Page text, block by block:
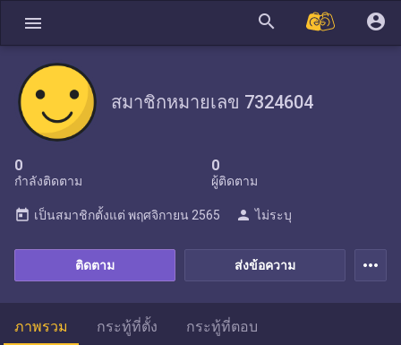
menu search account_circle
สมาชิกหมายเลข 7324604
0
กำลังติดตาม
0
ผู้ติดตาม
ส่งข้อความ
ติดตาม
today เป็นสมาชิกตั้งแต่ พฤศจิกายน 2565 person ไม่ระบุ
more_horiz
ภาพรวม กระทู้ที่ตั้ง กระทู้ที่ตอบ